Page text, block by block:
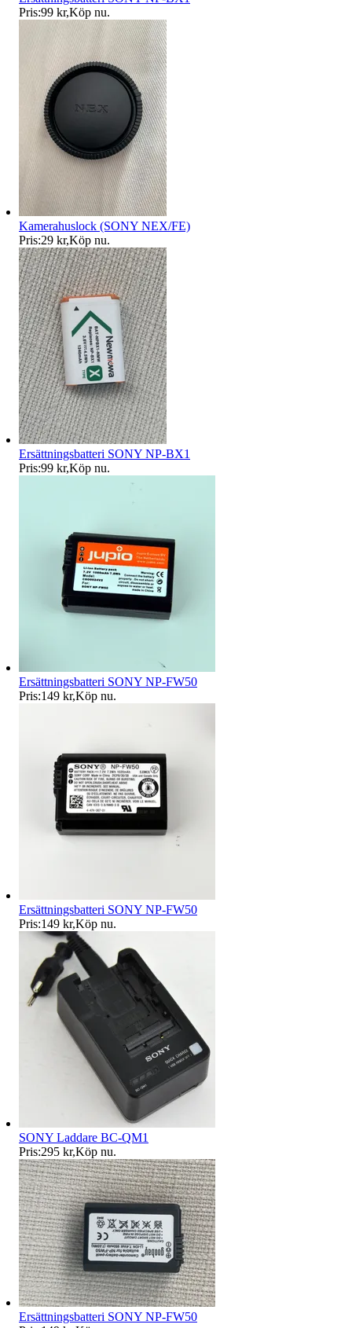
Pris:99 kr,Köp nu.
Kamerahuslock (SONY NEX/FE)
Pris:29 kr,Köp nu.
Ersättningsbatteri SONY NP-BX1
Pris:99 kr,Köp nu.
Ersättningsbatteri SONY NP-FW50
Pris:149 kr,Köp nu.
Ersättningsbatteri SONY NP-FW50
Pris:149 kr,Köp nu.
SONY Laddare BC-QM1
Pris:295 kr,Köp nu.
Ersättningsbatteri SONY NP-FW50